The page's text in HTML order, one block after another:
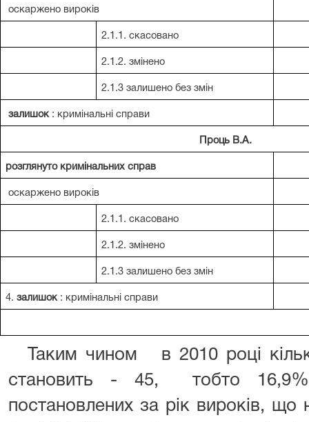
оскаржено вироків
2.1.1. скасовано
2.1.2. змінено
2.1.3 залишено без змін
залишок: кримінальні справи
Проць В.А.
розглянуто кримінальних справ
оскаржено вироків
2.1.1. скасовано
2.1.2. змінено
2.1.3 залишено без змін
4.залишок: кримінальні справи
Таким чином в 2010 році
становить - 45, тобто 16,9%
постановлених за рік вироків,